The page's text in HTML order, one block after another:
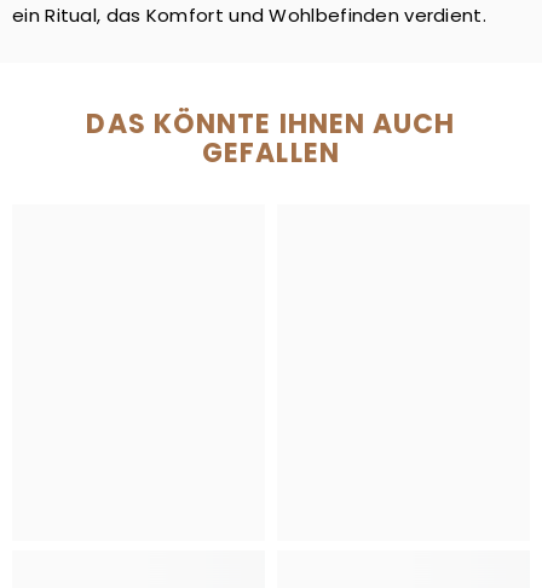
ein Ritual, das Komfort und Wohlbefinden verdient.
DAS KÖNNTE IHNEN AUCH
GEFALLEN